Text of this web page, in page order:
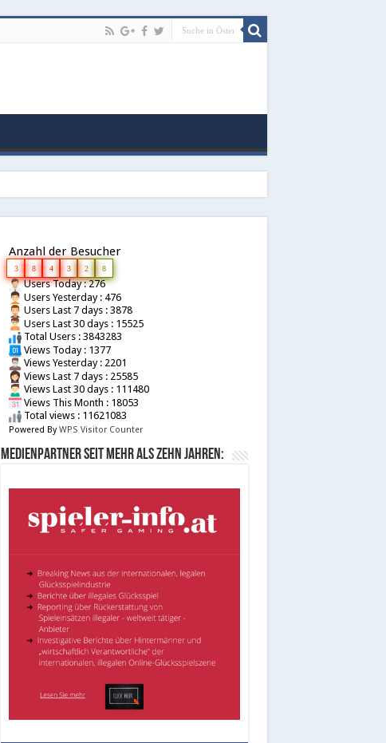
Anzahl der Besucher
3 8 4 3 2 8
Users Today : 276
Users Yesterday : 476
Users Last 7 days : 3878
Users Last 30 days : 15525
Total Users : 3843283
Views Today : 1377
Views Yesterday : 2201
Views Last 7 days : 25585
Views Last 30 days : 111480
Views This Month : 18053
Total views : 11621083
Powered By WPS Visitor Counter
Medienpartner seit mehr als zehn Jahren: